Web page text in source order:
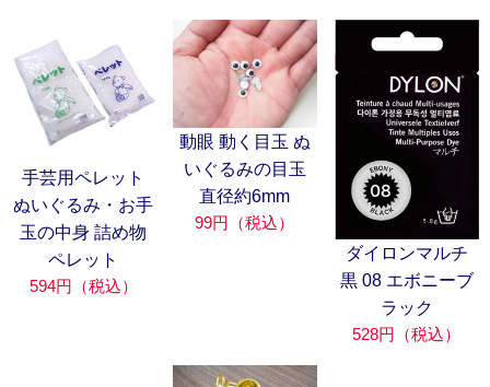
手芸用ペレット
ぬいぐるみ・お手
玉の中身 詰め物
ペレット
594円（税込）
動眼 動く目玉 ぬ
いぐるみの目玉
直径約6mm
99円（税込）
ダイロンマルチ
黒 08 エボニーブ
ラック
528円（税込）